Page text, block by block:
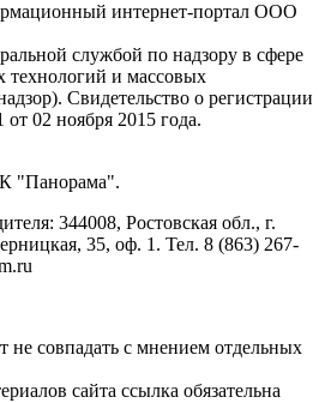
интернет-портал ООО
службой по надзору в сфере
и массовых
Cвидетельство о регистрации
02 ноября 2015 года.
"Панорама".
344008, Ростовская обл., г.
35, оф. 1. Тел. 8 (863) 267-
совпадать с мнением отдельных
сайта ссылка обязательна